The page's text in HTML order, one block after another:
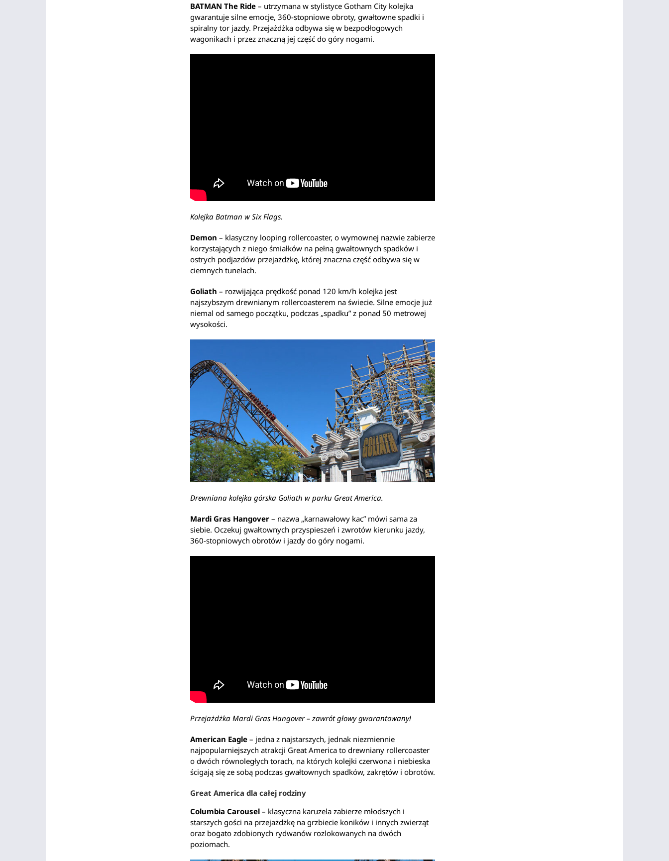
BATMAN The Ride – utrzymana w stylistyce Gotham City kolejka
gwarantuje silne emocje, 360-stopniowe obroty, gwałtowne spadki i
spiralny tor jazdy. Przejażdżka odbywa się w bezpodłogowych
wagonikach i przez znaczną jej część do góry nogami.
Kolejka Batman w Six Flags.
Demon – klasyczny looping rollercoaster, o wymownej nazwie zabierze
korzystających z niego śmiałków na pełną gwałtownych spadków i
ostrych podjazdów przejażdżkę, której znaczna część odbywa się w
ciemnych tunelach.
Goliath – rozwijająca prędkość ponad 120 km/h kolejka jest
najszybszym drewnianym rollercoasterem na świecie. Silne emocje już
niemal od samego początku, podczas „spadku” z ponad 50 metrowej
wysokości.
Drewniana kolejka górska Goliath w parku Great America.
Mardi Gras Hangover – nazwa „karnawałowy kac” mówi sama za
siebie. Oczekuj gwałtownych przyspieszeń i zwrotów kierunku jazdy,
360-stopniowych obrotów i jazdy do góry nogami.
Przejażdżka Mardi Gras Hangover – zawrót głowy gwarantowany!
American Eagle – jedna z najstarszych, jednak niezmiennie
najpopularniejszych atrakcji Great America to drewniany rollercoaster
o dwóch równoległych torach, na których kolejki czerwona i niebieska
ścigają się ze sobą podczas gwałtownych spadków, zakrętów i obrotów.
Great America dla całej rodziny
Columbia Carousel – klasyczna karuzela zabierze młodszych i
starszych gości na przejażdżkę na grzbiecie koników i innych zwierząt
oraz bogato zdobionych rydwanów rozlokowanych na dwóch
poziomach.